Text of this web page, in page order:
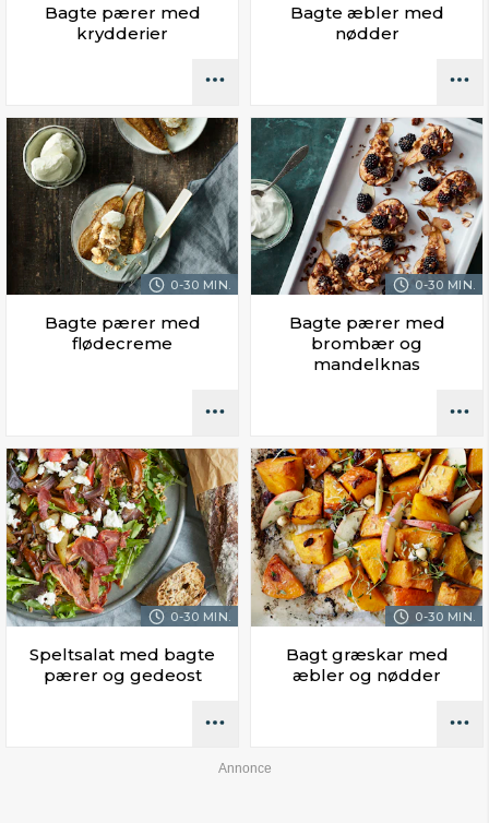
Bagte pærer med
krydderier
Bagte æbler med
nødder
0-30 MIN.
Bagte pærer med
flødecreme
0-30 MIN.
Bagte pærer med
brombær og
mandelknas
0-30 MIN.
Speltsalat med bagte
pærer og gedeost
0-30 MIN.
Bagt græskar med
æbler og nødder